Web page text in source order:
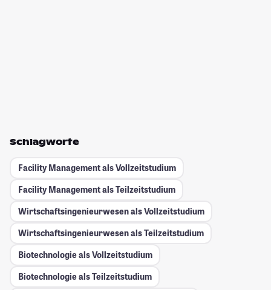
Schlagworte
Facility Management als Vollzeitstudium
Facility Management als Teilzeitstudium
Wirtschaftsingenieurwesen als Vollzeitstudium
Wirtschaftsingenieurwesen als Teilzeitstudium
Biotechnologie als Vollzeitstudium
Biotechnologie als Teilzeitstudium